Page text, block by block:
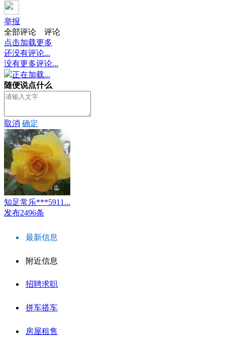
举报
全部评论
评论
点击加载更多
还没有评论...
没有更多评论...
正在加载...
随便说点什么
取消 确定
知足常乐***5911...
发布2496条
最新信息
附近信息
招聘求职
拼车搭车
房屋租售